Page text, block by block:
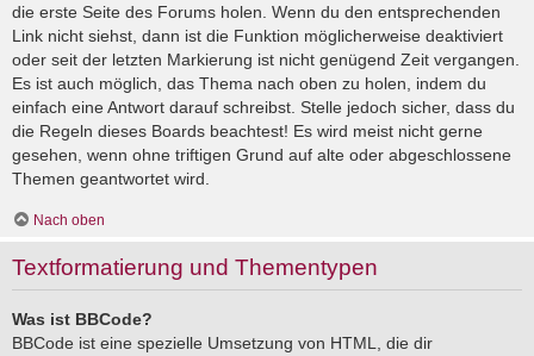
die erste Seite des Forums holen. Wenn du den entsprechenden
Link nicht siehst, dann ist die Funktion möglicherweise deaktiviert
oder seit der letzten Markierung ist nicht genügend Zeit vergangen.
Es ist auch möglich, das Thema nach oben zu holen, indem du
einfach eine Antwort darauf schreibst. Stelle jedoch sicher, dass du
die Regeln dieses Boards beachtest! Es wird meist nicht gerne
gesehen, wenn ohne triftigen Grund auf alte oder abgeschlossene
Themen geantwortet wird.
Nach oben
Textformatierung und Thementypen
Was ist BBCode?
BBCode ist eine spezielle Umsetzung von HTML, die dir